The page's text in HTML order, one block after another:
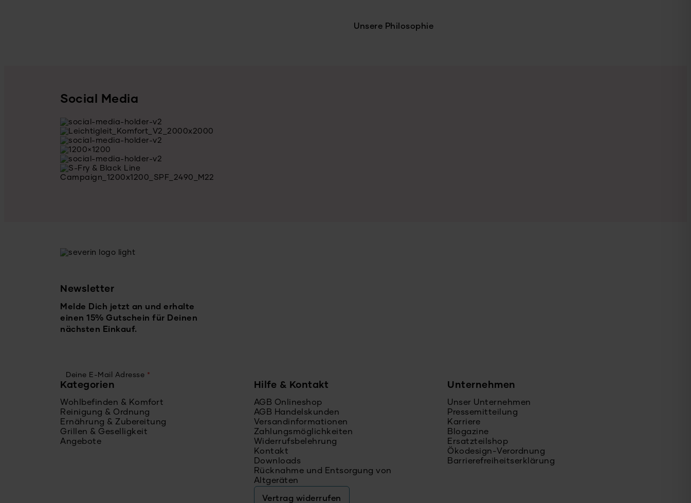
Unsere Philosophie
Social Media
Newsletter
Melde Dich jetzt an und erhalte
einen 15% Gutschein für Deinen
nächsten Einkauf.
Deine E-Mail Adresse *
Kategorien
Wohlbefinden & Komfort
Reinigung & Ordnung
Ernährung & Zubereitung
Grillen & Geselligkeit
Angebote
Hilfe & Kontakt
AGB Onlineshop
AGB Handelskunden
Versandinformationen
Zahlungsmöglichkeiten
Widerrufsbelehrung
Kontakt
Downloads
Rücknahme und Entsorgung von
Altgeräten
Vertrag widerrufen
Unternehmen
Unser Unternehmen
Pressemitteilung
Karriere
Blogazine
Ersatzteilshop
Ökodesign-Verordnung
Barrierefreiheitserklärung